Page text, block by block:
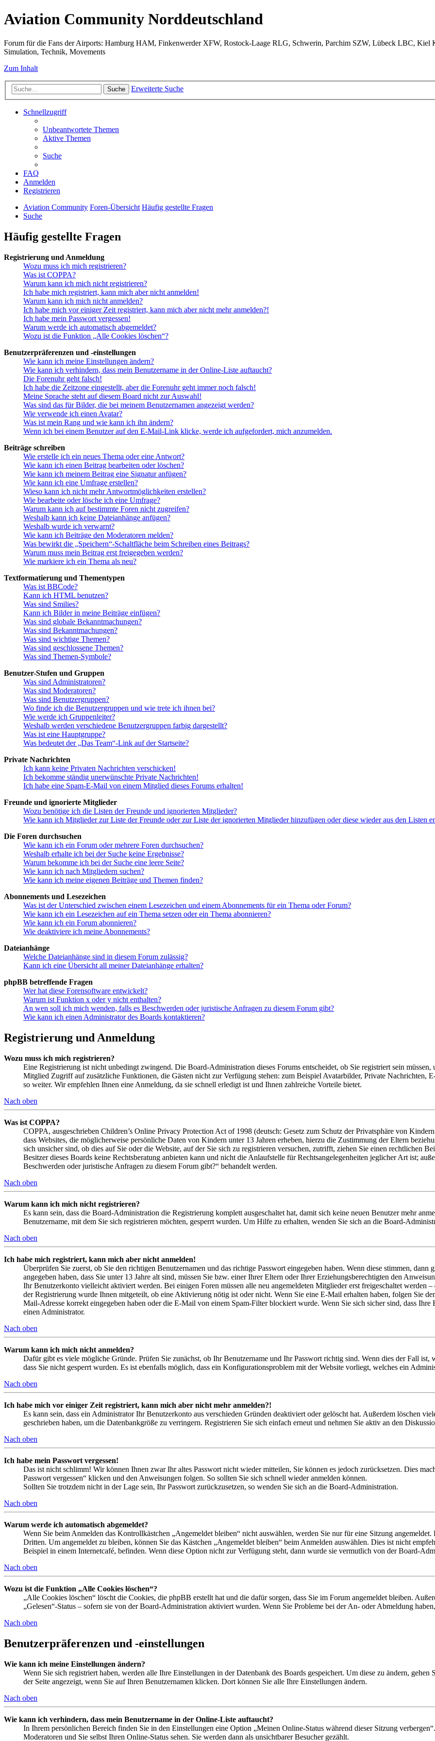
Aviation Community Norddeutschland
Forum für die Fans der Airports: Hamburg HAM, Finkenwerder XFW, Rostock-Laage RLG, Schwerin, Parchim SZW, Lübeck LBC, Kiel
Simulation, Technik, Movements
Zum Inhalt
Suche Erweiterte Suche
Schnellzugriff
Unbeantwortete Themen
Aktive Themen
Suche
FAQ
Anmelden
Registrieren
Aviation Community Foren-Übersicht Häufig gestellte Fragen
Suche
Häufig gestellte Fragen
Registrierung und Anmeldung
Wozu muss ich mich registrieren?
Was ist COPPA?
Warum kann ich mich nicht registrieren?
Ich habe mich registriert, kann mich aber nicht anmelden!
Warum kann ich mich nicht anmelden?
Ich habe mich vor einiger Zeit registriert, kann mich aber nicht mehr anmelden?!
Ich habe mein Passwort vergessen!
Warum werde ich automatisch abgemeldet?
Wozu ist die Funktion „Alle Cookies löschen“?
Benutzerpräferenzen und -einstellungen
Wie kann ich meine Einstellungen ändern?
Wie kann ich verhindern, dass mein Benutzername in der Online-Liste auftaucht?
Die Forenuhr geht falsch!
Ich habe die Zeitzone eingestellt, aber die Forenuhr geht immer noch falsch!
Meine Sprache steht auf diesem Board nicht zur Auswahl!
Was sind das für Bilder, die bei meinem Benutzernamen angezeigt werden?
Wie verwende ich einen Avatar?
Was ist mein Rang und wie kann ich ihn ändern?
Wenn ich bei einem Benutzer auf den E-Mail-Link klicke, werde ich aufgefordert, mich anzumelden.
Beiträge schreiben
Wie erstelle ich ein neues Thema oder eine Antwort?
Wie kann ich einen Beitrag bearbeiten oder löschen?
Wie kann ich meinem Beitrag eine Signatur anfügen?
Wie kann ich eine Umfrage erstellen?
Wieso kann ich nicht mehr Antwortmöglichkeiten erstellen?
Wie bearbeite oder lösche ich eine Umfrage?
Warum kann ich auf bestimmte Foren nicht zugreifen?
Weshalb kann ich keine Dateianhänge anfügen?
Weshalb wurde ich verwarnt?
Wie kann ich Beiträge den Moderatoren melden?
Was bewirkt die „Speichern“-Schaltfläche beim Schreiben eines Beitrags?
Warum muss mein Beitrag erst freigegeben werden?
Wie markiere ich ein Thema als neu?
Textformatierung und Thementypen
Was ist BBCode?
Kann ich HTML benutzen?
Was sind Smilies?
Kann ich Bilder in meine Beiträge einfügen?
Was sind globale Bekanntmachungen?
Was sind Bekanntmachungen?
Was sind wichtige Themen?
Was sind geschlossene Themen?
Was sind Themen-Symbole?
Benutzer-Stufen und Gruppen
Was sind Administratoren?
Was sind Moderatoren?
Was sind Benutzergruppen?
Wo finde ich die Benutzergruppen und wie trete ich ihnen bei?
Wie werde ich Gruppenleiter?
Weshalb werden verschiedene Benutzergruppen farbig dargestellt?
Was ist eine Hauptgruppe?
Was bedeutet der „Das Team“-Link auf der Startseite?
Private Nachrichten
Ich kann keine Privaten Nachrichten verschicken!
Ich bekomme ständig unerwünschte Private Nachrichten!
Ich habe eine Spam-E-Mail von einem Mitglied dieses Forums erhalten!
Freunde und ignorierte Mitglieder
Wozu benötige ich die Listen der Freunde und ignorierten Mitglieder?
Wie kann ich Mitglieder zur Liste der Freunde oder zur Liste der ignorierten Mitglieder hinzufügen oder diese wieder aus den Listen
Die Foren durchsuchen
Wie kann ich ein Forum oder mehrere Foren durchsuchen?
Weshalb erhalte ich bei der Suche keine Ergebnisse?
Warum bekomme ich bei der Suche eine leere Seite?
Wie kann ich nach Mitgliedern suchen?
Wie kann ich meine eigenen Beiträge und Themen finden?
Abonnements und Lesezeichen
Was ist der Unterschied zwischen einem Lesezeichen und einem Abonnements für ein Thema oder Forum?
Wie kann ich ein Lesezeichen auf ein Thema setzen oder ein Thema abonnieren?
Wie kann ich ein Forum abonnieren?
Wie deaktiviere ich meine Abonnements?
Dateianhänge
Welche Dateianhänge sind in diesem Forum zulässig?
Kann ich eine Übersicht all meiner Dateianhänge erhalten?
phpBB betreffende Fragen
Wer hat diese Forensoftware entwickelt?
Warum ist Funktion x oder y nicht enthalten?
An wen soll ich mich wenden, falls es Beschwerden oder juristische Anfragen zu diesem Forum gibt?
Wie kann ich einen Administrator des Boards kontaktieren?
Registrierung und Anmeldung
Wozu muss ich mich registrieren?
Eine Registrierung ist nicht unbedingt zwingend. Die Board-Administration dieses Forums entscheidet, ob Sie registriert sein
Mitglied Zugriff auf zusätzliche Funktionen, die Gästen nicht zur Verfügung stehen: zum Beispiel Avatarbilder, Private Nachrichten,
so weiter. Wir empfehlen Ihnen eine Anmeldung, da sie schnell erledigt ist und Ihnen zahlreiche Vorteile bietet.
Nach oben
Was ist COPPA?
COPPA, ausgeschrieben Children’s Online Privacy Protection Act of 1998 (deutsch: Gesetz zum Schutz der Privatsphäre von
dass Websites, die möglicherweise persönliche Daten von Kindern unter 13 Jahren erheben, hierzu die Zustimmung der Eltern
sich unsicher sind, ob dies auf Sie oder die Website, auf der Sie sich zu registrieren versuchen, zutrifft, ziehen Sie einen rechtlichen
Besitzer dieses Boards keine Rechtsberatung anbieten kann und nicht die Anlaufstelle für Rechtsangelegenheiten jeglicher Art ist;
Beschwerden oder juristische Anfragen zu diesem Forum gibt?“ behandelt werden.
Nach oben
Warum kann ich mich nicht registrieren?
Es kann sein, dass die Board-Administration die Registrierung komplett ausgeschaltet hat, damit sich keine neuen Benutzer mehr
Benutzername, mit dem Sie sich registrieren möchten, gesperrt wurden. Um Hilfe zu erhalten, wenden Sie sich an die Board-
Nach oben
Ich habe mich registriert, kann mich aber nicht anmelden!
Überprüfen Sie zuerst, ob Sie den richtigen Benutzernamen und das richtige Passwort eingegeben haben. Wenn diese stimmen, dann
angegeben haben, dass Sie unter 13 Jahre alt sind, müssen Sie bzw. einer Ihrer Eltern oder Ihrer Erziehungsberechtigten den
Ihr Benutzerkonto vielleicht aktiviert werden. Bei einigen Foren müssen alle neu angemeldeten Mitglieder erst freigeschaltet werden
der Registrierung wurde Ihnen mitgeteilt, ob eine Aktivierung nötig ist oder nicht. Wenn Sie eine E-Mail erhalten haben, folgen Sie
Mail-Adresse korrekt eingegeben haben oder die E-Mail von einem Spam-Filter blockiert wurde. Wenn Sie sich sicher sind, dass
einen Administrator.
Nach oben
Warum kann ich mich nicht anmelden?
Dafür gibt es viele mögliche Gründe. Prüfen Sie zunächst, ob Ihr Benutzername und Ihr Passwort richtig sind. Wenn dies der Fall ist,
dass Sie nicht gesperrt wurden. Es ist ebenfalls möglich, dass ein Konfigurationsproblem mit der Website vorliegt, welches ein
Nach oben
Ich habe mich vor einiger Zeit registriert, kann mich aber nicht mehr anmelden?!
Es kann sein, dass ein Administrator Ihr Benutzerkonto aus verschieden Gründen deaktiviert oder gelöscht hat. Außerdem löschen
geschrieben haben, um die Datenbankgröße zu verringern. Registrieren Sie sich einfach erneut und nehmen Sie aktiv an den
Nach oben
Ich habe mein Passwort vergessen!
Das ist nicht schlimm! Wir können Ihnen zwar Ihr altes Passwort nicht wieder mitteilen, Sie können es jedoch zurücksetzen. Dies
Passwort vergessen“ klicken und den Anweisungen folgen. So sollten Sie sich schnell wieder anmelden können.
Sollten Sie trotzdem nicht in der Lage sein, Ihr Passwort zurückzusetzen, so wenden Sie sich an die Board-Administration.
Nach oben
Warum werde ich automatisch abgemeldet?
Wenn Sie beim Anmelden das Kontrollkästchen „Angemeldet bleiben“ nicht auswählen, werden Sie nur für eine Sitzung
Dritten. Um angemeldet zu bleiben, können Sie das Kästchen „Angemeldet bleiben“ beim Anmelden auswählen. Dies ist nicht
Beispiel in einem Internetcafé, befinden. Wenn diese Option nicht zur Verfügung steht, dann wurde sie vermutlich von der Board-
Nach oben
Wozu ist die Funktion „Alle Cookies löschen“?
„Alle Cookies löschen“ löscht die Cookies, die phpBB erstellt hat und die dafür sorgen, dass Sie im Forum angemeldet bleiben.
„Gelesen“-Status – sofern sie von der Board-Administration aktiviert wurden. Wenn Sie Probleme bei der An- oder Abmeldung
Nach oben
Benutzerpräferenzen und -einstellungen
Wie kann ich meine Einstellungen ändern?
Wenn Sie sich registriert haben, werden alle Ihre Einstellungen in der Datenbank des Boards gespeichert. Um diese zu ändern,
der Seite angezeigt, wenn Sie auf Ihren Benutzernamen klicken. Dort können Sie alle Ihre Einstellungen ändern.
Nach oben
Wie kann ich verhindern, dass mein Benutzername in der Online-Liste auftaucht?
In Ihrem persönlichen Bereich finden Sie in den Einstellungen eine Option „Meinen Online-Status während dieser Sitzung
Moderatoren und Sie selbst Ihren Online-Status sehen. Sie werden dann als unsichtbarer Besucher gezählt.